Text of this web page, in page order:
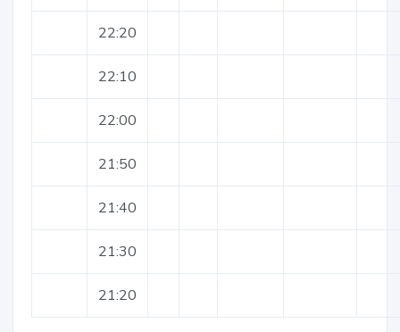
22:20
22:10
22:00
21:50
21:40
21:30
21:20